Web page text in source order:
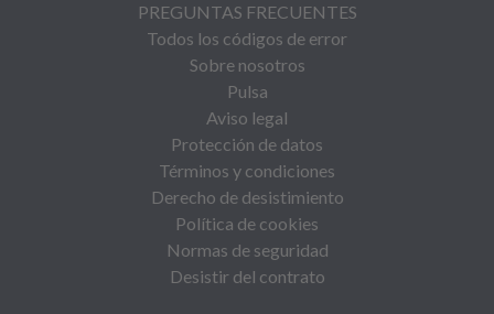
PREGUNTAS FRECUENTES
Todos los códigos de error
Sobre nosotros
Pulsa
Aviso legal
Protección de datos
Términos y condiciones
Derecho de desistimiento
Política de cookies
Normas de seguridad
Desistir del contrato